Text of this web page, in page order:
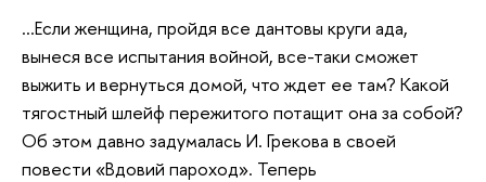
…Если женщина, пройдя все дантовы круги ада,
вынеся все испытания войной, все-таки сможет
выжить и вернуться домой, что ждет ее там? Какой
тягостный шлейф пережитого потащит она за собой?
Об этом давно задумалась И. Грекова в своей
повести «Вдовий пароход». Теперь